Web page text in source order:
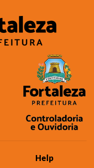
Help